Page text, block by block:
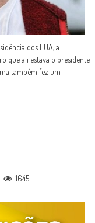
dos EUA, a
que ali estava o presidente
também fez um
1645